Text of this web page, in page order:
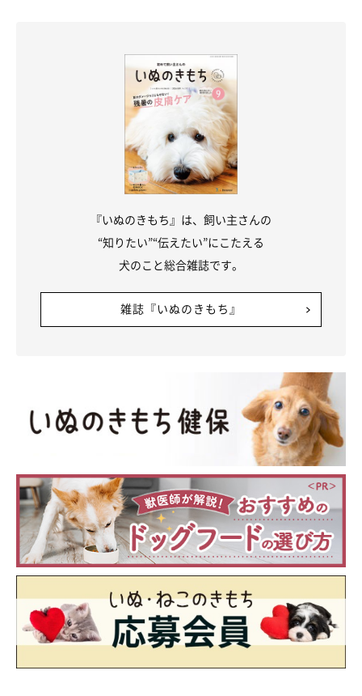
上付近はちょっとしんどい）、初心者でも大丈夫だから登ってみ
何を隠そう、私も以前は「登山なんて絶対しない」と断言してい
たが、誘われて試しに入笠山に登ってみたら、大吉はもちろん、
意外にも福助が山登りが好きだったことが判明し、それからは犬
と登れる山に行くのが楽しみになった。だから登山に興味がない
人も、雲海ゴンドラついでに入笠山に登ってみるといいと思う。
それで犬が喜べば、あなたもきっと私のようになる。
『いぬのきもち』は、飼い主さんの
“知りたい”“伝えたい”にこたえる
犬のこと総合雑誌です。
雑誌『いぬのきもち』